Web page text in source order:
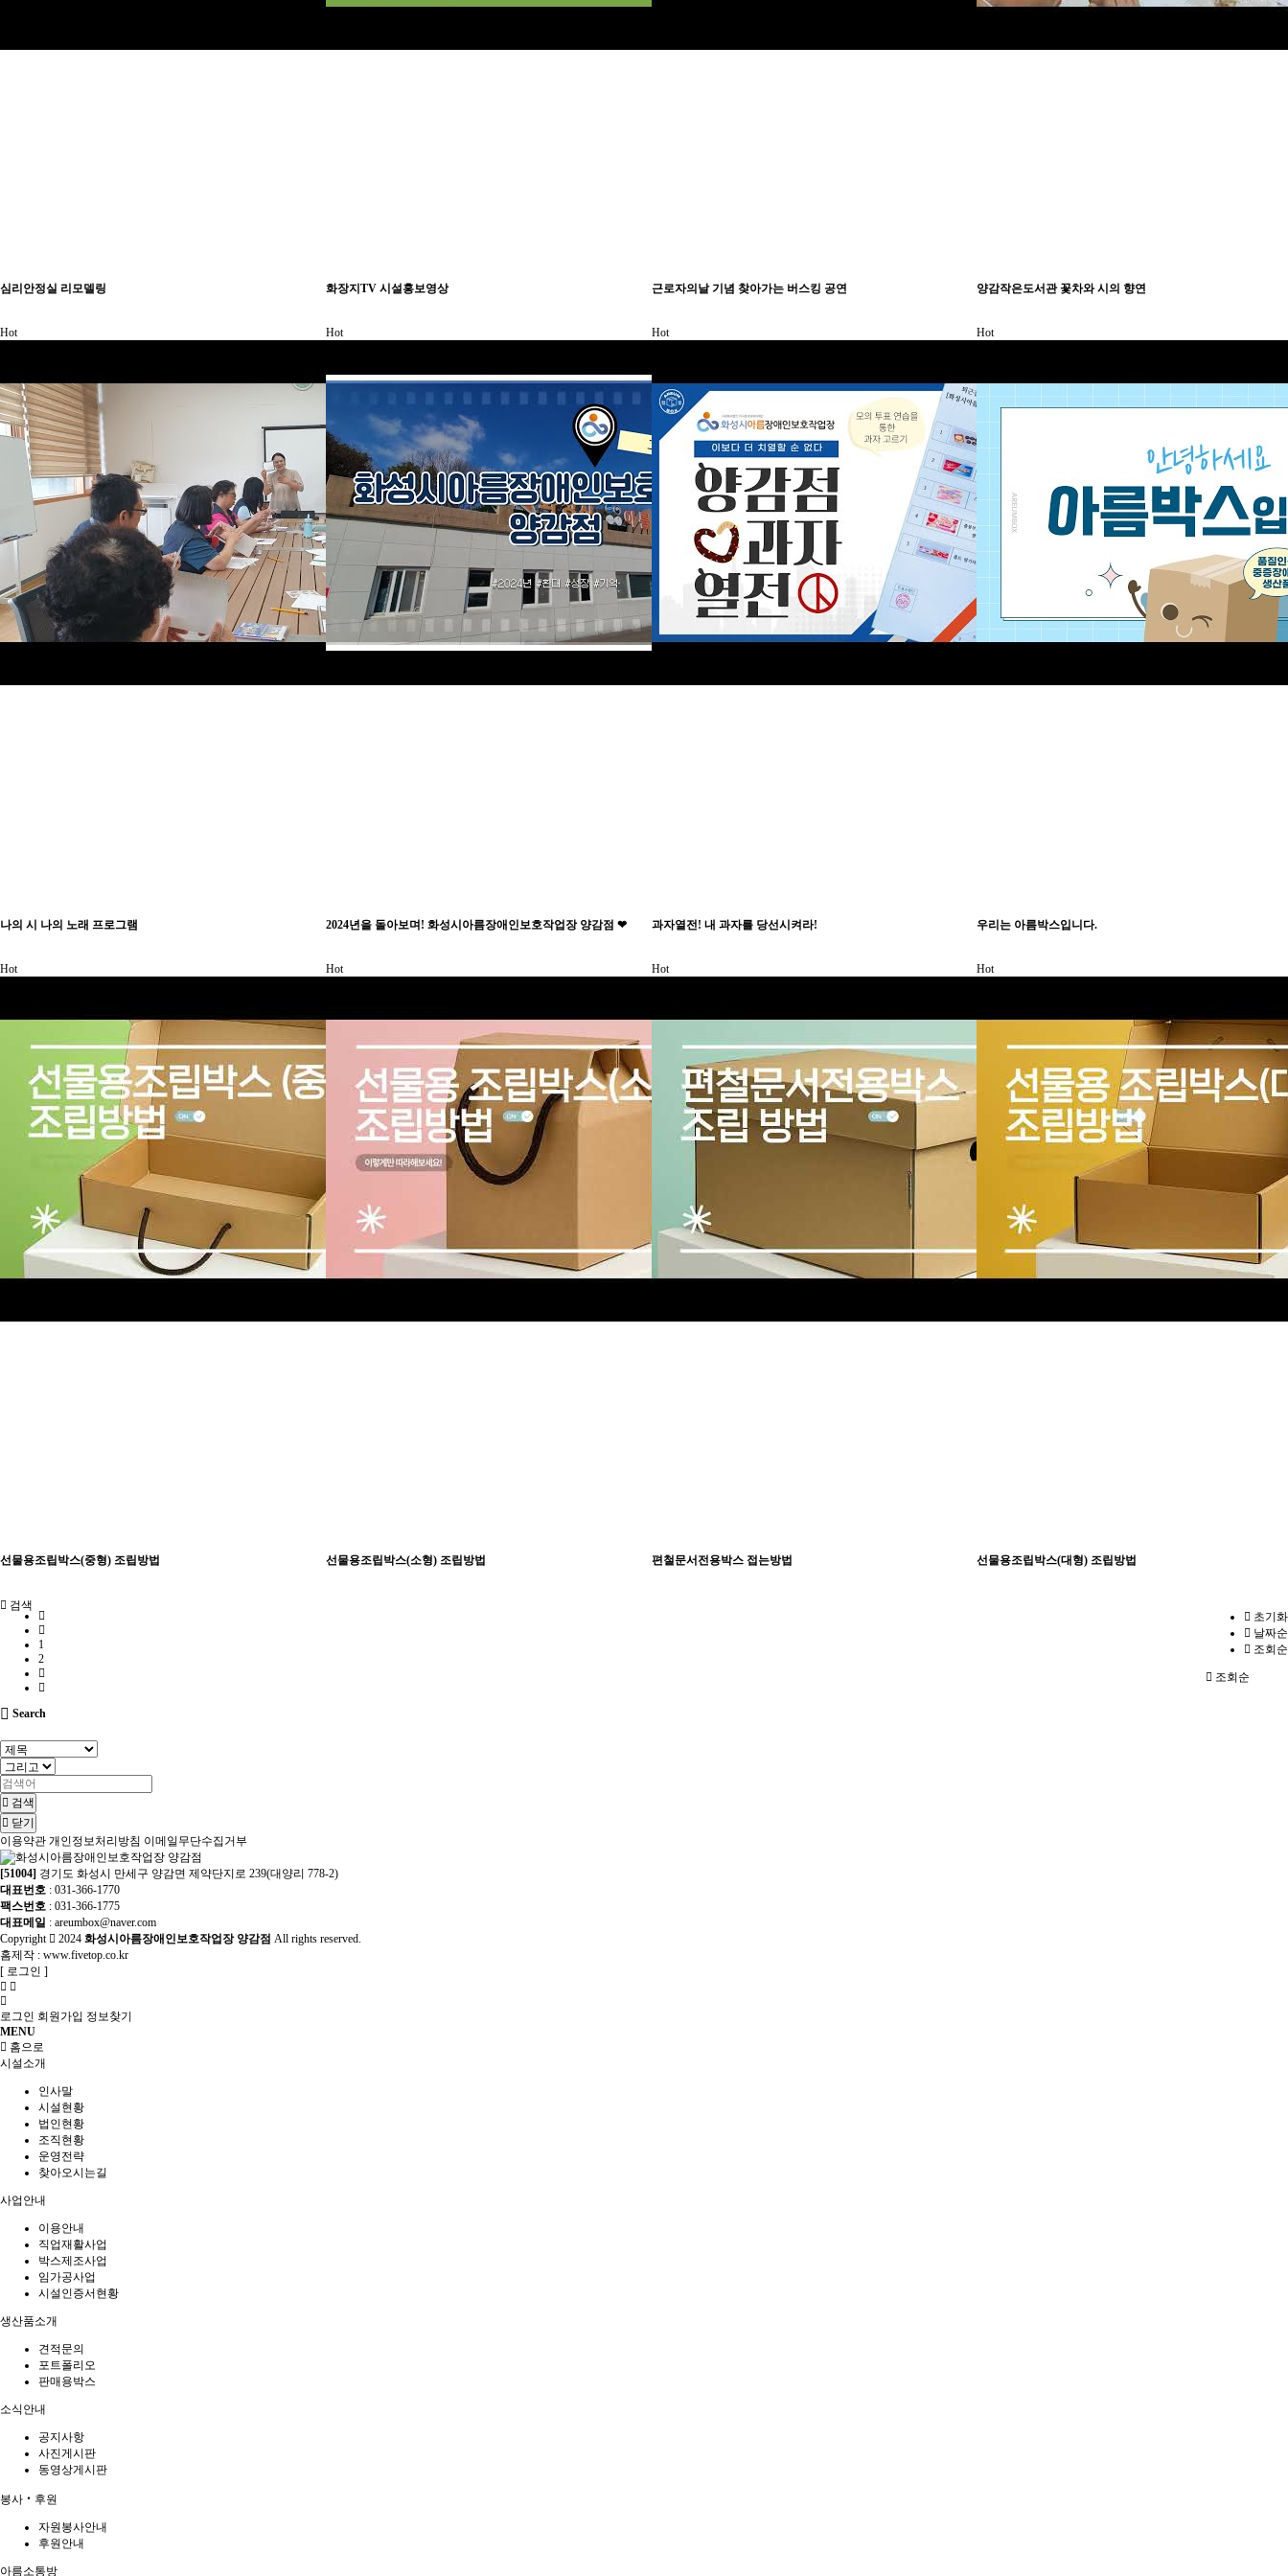
심리안정실 리모델링 화장지TV 시설홍보영상 근로자의날 기념 찾아가는 버스킹 공연 양감작은도서관 꽃차와 시의 향연
Hot
나의 시 나의 노래 프로그램
Hot
2024년을 돌아보며! 화성시아름장애인보호작업장 양감점 ❤
Hot
과자열전! 내 과자를 당선시켜라!
Hot
우리는 아름박스입니다.
Hot
선물용조립박스(중형) 조립방법
Hot
선물용조립박스(소형) 조립방법
Hot
편철문서전용박스 접는방법
Hot
선물용조립박스(대형) 조립방법
초기화
날짜순
조회순
조회순
검색
1
2
Search
검색
닫기
이용약관 개인정보처리방침 이메일무단수집거부
[51004] 경기도 화성시 만세구 양감면 제약단지로 239(대양리 778-2)
대표번호 : 031-366-1770
팩스번호 : 031-366-1775
대표메일 : areumbox@naver.com
Copyright
2024 화성시아름장애인보호작업장 양감점 All rights reserved.
홈제작 : www.fivetop.co.kr
[ 로그인 ]
로그인 회원가입 정보찾기
MENU
홈으로
시설소개
인사말
시설현황
법인현황
조직현황
운영전략
찾아오시는길
사업안내
이용안내
직업재활사업
박스제조사업
임가공사업
시설인증서현황
생산품소개
견적문의
포트폴리오
판매용박스
소식안내
공지사항
사진게시판
동영상게시판
봉사‧후원
자원봉사안내
후원안내
아름소통방